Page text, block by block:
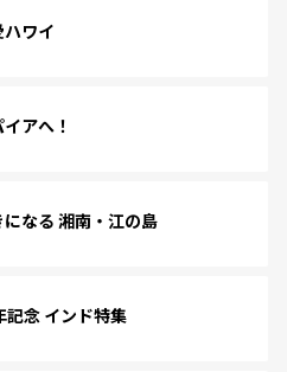
ワイ
アへ！
なる 湘南・江の島
念 インド特集